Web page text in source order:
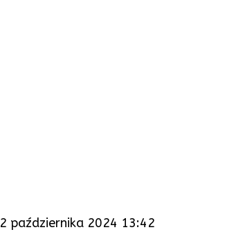
2 października 2024 13:42